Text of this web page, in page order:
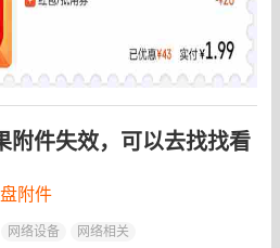
附件失效，可以去找找看
附件
网络设备
网络相关